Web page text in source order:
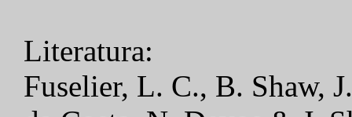
Literatura:
Fuselier, L. C., B. Shaw,